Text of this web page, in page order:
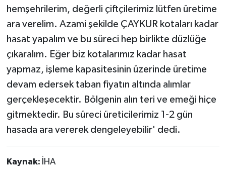
hemşehrilerim, değerli çiftçilerimiz lütfen üretime
ara verelim. Azami şekilde ÇAYKUR kotaları kadar
hasat yapalım ve bu süreci hep birlikte düzlüğe
çıkaralım. Eğer biz kotalarımız kadar hasat
yapmaz, işleme kapasitesinin üzerinde üretime
devam edersek taban fiyatın altında alımlar
gerçekleşecektir. Bölgenin alın teri ve emeği hiçe
gitmektedir. Bu süreci üreticilerimiz 1-2 gün
hasada ara vererek dengeleyebilir' dedi.
Kaynak: İHA